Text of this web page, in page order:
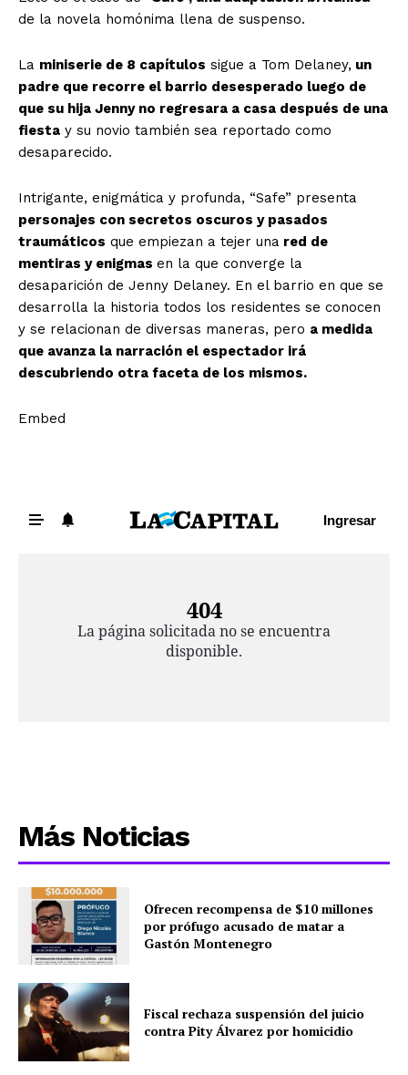
de la novela homónima llena de suspenso.
La miniserie de 8 capítulos sigue a Tom Delaney, un
padre que recorre el barrio desesperado luego de
que su hija Jenny no regresara a casa después de una
fiesta y su novio también sea reportado como
desaparecido.
Intrigante, enigmática y profunda, “Safe” presenta
personajes con secretos oscuros y pasados
traumáticos que empiezan a tejer una red de
mentiras y enigmas en la que converge la
desaparición de Jenny Delaney. En el barrio en que se
desarrolla la historia todos los residentes se conocen
y se relacionan de diversas maneras, pero a medida
que avanza la narración el espectador irá
descubriendo otra faceta de los mismos.
Embed
Más Noticias
Ofrecen recompensa de $10 millones
por prófugo acusado de matar a
Gastón Montenegro
Fiscal rechaza suspensión del juicio
contra Pity Álvarez por homicidio